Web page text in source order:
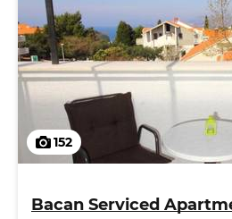
152
Bacan Serviced